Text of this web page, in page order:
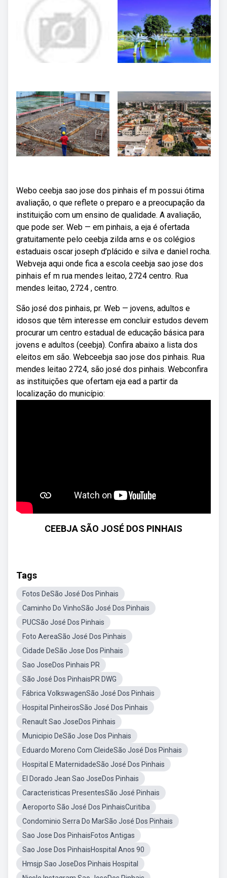
Webo ceebja sao jose dos pinhais ef m possui ótima
avaliação, o que reflete o preparo e a preocupação da
instituição com um ensino de qualidade. A avaliação,
que pode ser. Web — em pinhais, a eja é ofertada
gratuitamente pelo ceebja zilda arns e os colégios
estaduais oscar joseph d’plácido e silva e daniel rocha.
Webveja aqui onde fica a escola ceebja sao jose dos
pinhais ef m rua mendes leitao, 2724 centro. Rua
mendes leitao, 2724 , centro.
São josé dos pinhais, pr. Web — jovens, adultos e
idosos que têm interesse em concluir estudos devem
procurar um centro estadual de educação básica para
jovens e adultos (ceebja). Confira abaixo a lista dos
eleitos em são. Webceebja sao jose dos pinhais. Rua
mendes leitao 2724, são josé dos pinhais. Webconfira
as instituições que ofertam eja ead a partir da
localização do município:
CEEBJA SÃO JOSÉ DOS PINHAIS
Tags
Fotos DeSão José Dos Pinhais
Caminho Do VinhoSão José Dos Pinhais
PUCSão José Dos Pinhais
Foto AereaSão José Dos Pinhais
Cidade DeSão Jose Dos Pinhais
Sao JoseDos Pinhais PR
São José Dos PinhaisPR DWG
Fábrica VolkswagenSão José Dos Pinhais
Hospital PinheirosSão José Dos Pinhais
Renault Sao JoseDos Pinhais
Municipio DeSão Jose Dos Pinhais
Eduardo Moreno Com CleideSão José Dos Pinhais
Hospital E MaternidadeSão José Dos Pinhais
El Dorado Jean Sao JoseDos Pinhais
Caracteristicas PresentesSão José Pinhais
Aeroporto São José Dos PinhaisCuritiba
Condominio Serra Do MarSão José Dos Pinhais
Sao Jose Dos PinhaisFotos Antigas
Sao Jose Dos PinhaisHospital Anos 90
Hmsjp Sao JoseDos Pinhais Hospital